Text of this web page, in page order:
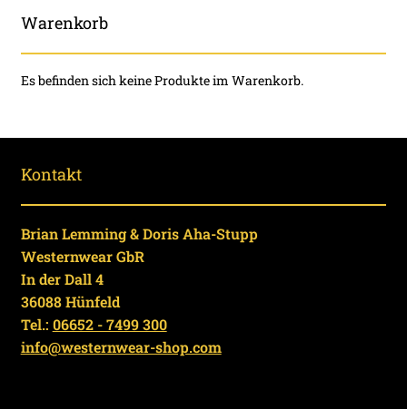
Warenkorb
Es befinden sich keine Produkte im Warenkorb.
Kontakt
Brian Lemming & Doris Aha-Stupp
Westernwear GbR
In der Dall 4
36088 Hünfeld
Tel.: 06652 - 7499 300
info@westernwear-shop.com